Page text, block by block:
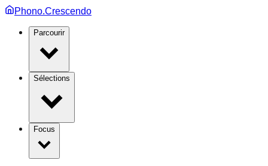
Phono.Crescendo
Parcourir
Sélections
Focus